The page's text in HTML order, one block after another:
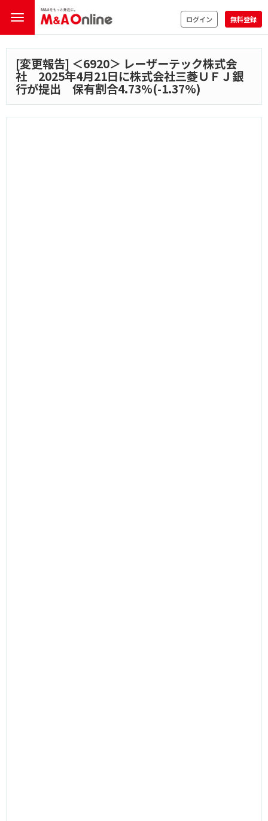
ログイン 無料登録
[変更報告] ＜6920＞ レーザーテック株式会
社 2025年4月21日に株式会社三菱ＵＦＪ銀
行が提出 保有割合4.73%(-1.37%)